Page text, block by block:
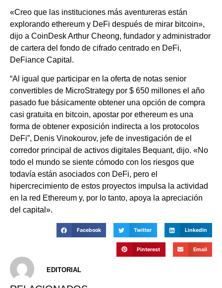
«Creo que las instituciones más aventureras están
explorando ethereum y DeFi después de mirar bitcoin»,
dijo a CoinDesk Arthur Cheong, fundador y administrador
de cartera del fondo de cifrado centrado en DeFi,
DeFiance Capital.
“Al igual que participar en la oferta de notas senior
convertibles de MicroStrategy por $ 650 millones el año
pasado fue básicamente obtener una opción de compra
casi gratuita en bitcoin, apostar por ethereum es una
forma de obtener exposición indirecta a los protocolos
DeFi”, Denis Vinokourov, jefe de investigación de el
corredor principal de activos digitales Bequant, dijo. «No
todo el mundo se siente cómodo con los riesgos que
todavía están asociados con DeFi, pero el
hipercrecimiento de estos proyectos impulsa la actividad
en la red Ethereum y, por lo tanto, apoya la apreciación
del capital».
Facebook Twitter LinkedIn
Pinterest Email
EDITORIAL